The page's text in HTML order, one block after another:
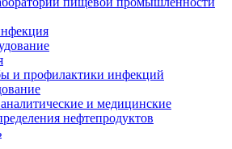
и профилактики инфекций
и медицинские
нефтепродуктов